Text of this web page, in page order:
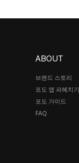
ABOUT
브랜드 스토리
포도 앱 파헤치기
포도 가이드
FAQ